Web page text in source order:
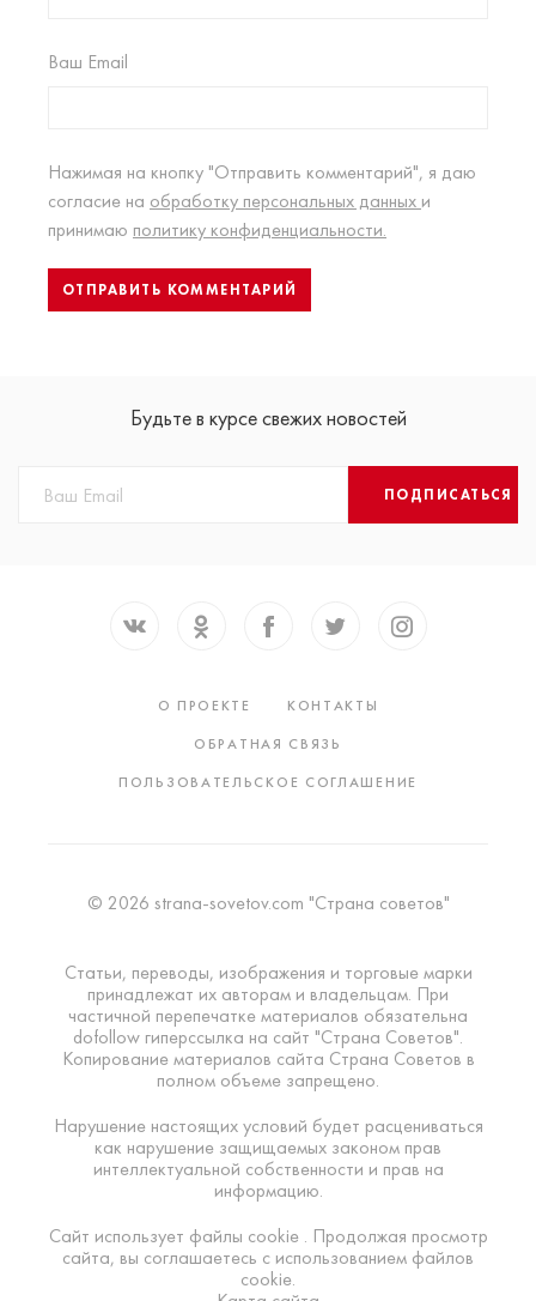
Ваш Email
Нажимая на кнопку "Отправить комментарий", я даю
согласие на обработку персональных данных и
принимаю политику конфиденциальности.
Будьте в курсе свежих новостей
ПОДПИСАТЬСЯ
О ПРОЕКТЕ
КОНТАКТЫ
ОБРАТНАЯ СВЯЗЬ
ПОЛЬЗОВАТЕЛЬСКОЕ СОГЛАШЕНИЕ
© 2026 strana-sovetov.com "Страна советов"
Статьи, переводы, изображения и торговые марки
принадлежат их авторам и владельцам. При
частичной перепечатке материалов обязательна
dofollow гиперссылка на сайт "Страна Советов".
Копирование материалов сайта Страна Советов в
полном объеме запрещено.
Нарушение настоящих условий будет расцениваться
как нарушение защищаемых законом прав
интеллектуальной собственности и прав на
информацию.
Сайт использует файлы cookie . Продолжая просмотр
сайта, вы соглашаетесь с использованием файлов
cookie.